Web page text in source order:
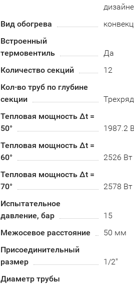
Вид обогрева
Встроенный
термовентиль
Да
Количество секций
12
Кол-во труб по глубине
секции
Тепловая мощность Δt =
50°
1987.2
Тепловая мощность Δt =
60°
2526 Вт
Тепловая мощность Δt =
70°
2578 Вт
Испытательное
давление, бар
15
Межосевое расстояние
50 мм
Присоединительный
размер
1/2"
Диаметр трубы